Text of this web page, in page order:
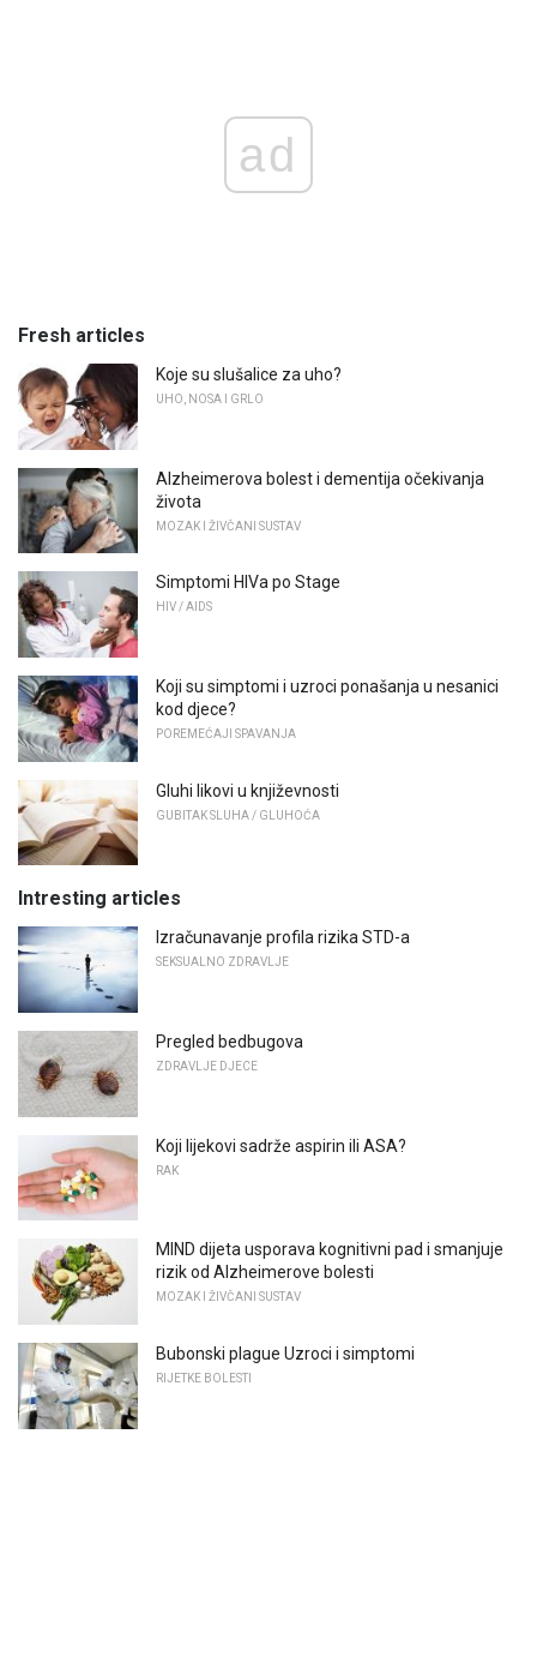
ad
Fresh articles
Koje su slušalice za uho?
UHO, NOSA I GRLO
Alzheimerova bolest i dementija očekivanja
života
MOZAK I ŽIVČANI SUSTAV
Simptomi HIVa po Stage
HIV / AIDS
Koji su simptomi i uzroci ponašanja u nesanici
kod djece?
POREMEĆAJI SPAVANJA
Gluhi likovi u književnosti
GUBITAK SLUHA / GLUHOĆA
Intresting articles
Izračunavanje profila rizika STD-a
SEKSUALNO ZDRAVLJE
Pregled bedbugova
ZDRAVLJE DJECE
Koji lijekovi sadrže aspirin ili ASA?
RAK
MIND dijeta usporava kognitivni pad i smanjuje
rizik od Alzheimerove bolesti
MOZAK I ŽIVČANI SUSTAV
Bubonski plague Uzroci i simptomi
RIJETKE BOLESTI